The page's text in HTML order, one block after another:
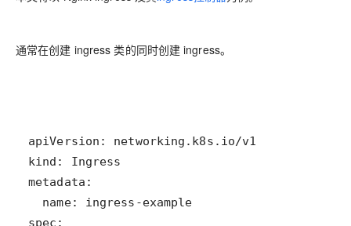
通常在创建 ingress 类的同时创建 ingress。